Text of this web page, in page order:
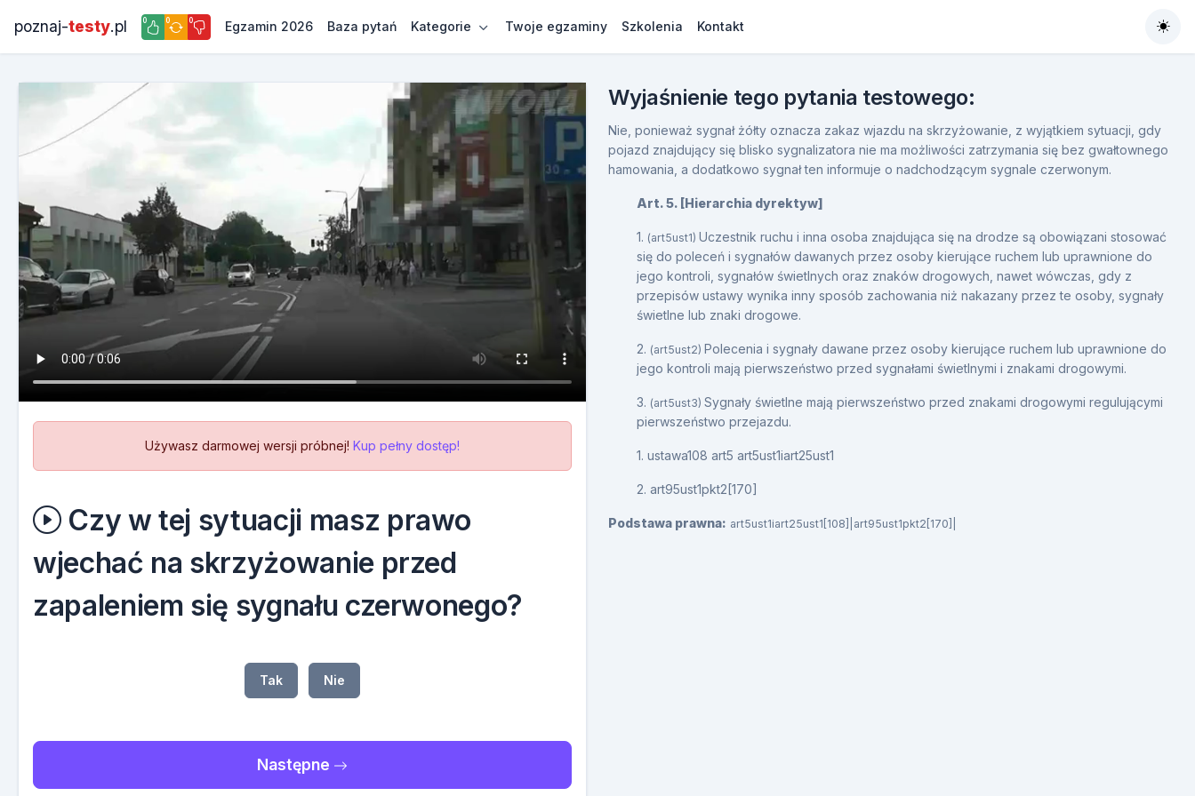
poznaj-testy.pl 0 0 0 Egzamin 2026 Baza pytań Kategorie Twoje egzaminy Szkolenia Kontakt
Używasz darmowej wersji próbnej! Kup pełny dostęp!
Czy w tej sytuacji masz prawo
wjechać na skrzyżowanie przed
zapaleniem się sygnału czerwonego?
Tak Nie
Następne
Wyjaśnienie tego pytania testowego:
Nie, ponieważ sygnał żółty oznacza zakaz wjazdu na skrzyżowanie, z wyjątkiem sytuacji, gdy
pojazd znajdujący się blisko sygnalizatora nie ma możliwości zatrzymania się bez gwałtownego
hamowania, a dodatkowo sygnał ten informuje o nadchodzącym sygnale czerwonym.
Art. 5. [Hierarchia dyrektyw]
1. (art5ust1) Uczestnik ruchu i inna osoba znajdująca się na drodze są obowiązani stosować
się do poleceń i sygnałów dawanych przez osoby kierujące ruchem lub uprawnione do
jego kontroli, sygnałów świetlnych oraz znaków drogowych, nawet wówczas, gdy z
przepisów ustawy wynika inny sposób zachowania niż nakazany przez te osoby, sygnały
świetlne lub znaki drogowe.
2. (art5ust2) Polecenia i sygnały dawane przez osoby kierujące ruchem lub uprawnione do
jego kontroli mają pierwszeństwo przed sygnałami świetlnymi i znakami drogowymi.
3. (art5ust3) Sygnały świetlne mają pierwszeństwo przed znakami drogowymi regulującymi
pierwszeństwo przejazdu.
1. ustawa108 art5 art5ust1iart25ust1
2. art95ust1pkt2[170]
Podstawa prawna: art5ust1iart25ust1[108]|art95ust1pkt2[170]|